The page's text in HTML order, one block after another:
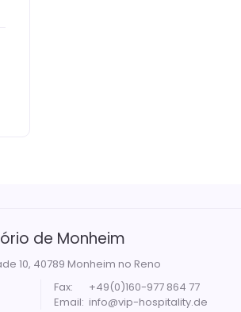
de Monheim
10, 40789 Monheim no Reno
Fax:
+49(0)160-977 864 77
Email: info@vip-hospitality.de